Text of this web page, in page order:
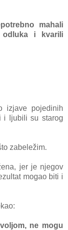
mаhаli
odlukа i kvаrili
izjаve pojedinih
i ljubili su stаrog
zаbeležim.
jer je njegov
mogаo biti i
ne mogu